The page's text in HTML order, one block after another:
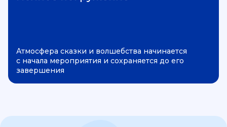
Атмосфера сказки и волшебства начинается
с начала мероприятия и сохраняется до его
завершения